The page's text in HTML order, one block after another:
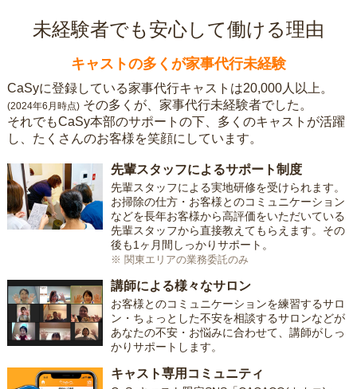
未経験者でも安心して働ける理由
キャストの多くが家事代行未経験
CaSyに登録している家事代行キャストは20,000人以上。
(2024年6月時点) その多くが、家事代行未経験者でした。
それでもCaSy本部のサポートの下、多くのキャストが活躍
し、たくさんのお客様を笑顔にしています。
先輩スタッフによるサポート制度
先輩スタッフによる実地研修を受けられます。
お掃除の仕方・お客様とのコミュニケーション
などを長年お客様から高評価をいただいている
先輩スタッフから直接教えてもらえます。その
後も1ヶ月間しっかりサポート。
※ 関東エリアの業務委託のみ
講師による様々なサロン
お客様とのコミュニケーションを練習するサロ
ン・ちょっとした不安を相談するサロンなどが
あなたの不安・お悩みに合わせて、講師がしっ
かりサポートします。
キャスト専用コミュニティ